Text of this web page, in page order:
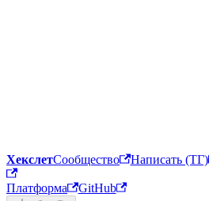
ХекслетСообщество Написать (ТГ)
Платформа GitHub